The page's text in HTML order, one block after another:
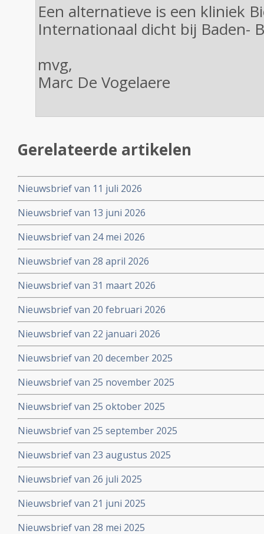
Een alternatieve is een kliniek
Internationaal dicht bij Baden-
mvg,
Marc De Vogelaere
Gerelateerde artikelen
Nieuwsbrief van 11 juli 2026
Nieuwsbrief van 13 juni 2026
Nieuwsbrief van 24 mei 2026
Nieuwsbrief van 28 april 2026
Nieuwsbrief van 31 maart 2026
Nieuwsbrief van 20 februari 2026
Nieuwsbrief van 22 januari 2026
Nieuwsbrief van 20 december 2025
Nieuwsbrief van 25 november 2025
Nieuwsbrief van 25 oktober 2025
Nieuwsbrief van 25 september 2025
Nieuwsbrief van 23 augustus 2025
Nieuwsbrief van 26 juli 2025
Nieuwsbrief van 21 juni 2025
Nieuwsbrief van 28 mei 2025